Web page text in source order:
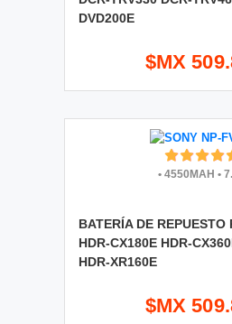
DVD200E
$MX
• 4550MAH •
BATERÍA DE REPUESTO
HDR-CX180E HDR-
HDR-XR160E
$MX